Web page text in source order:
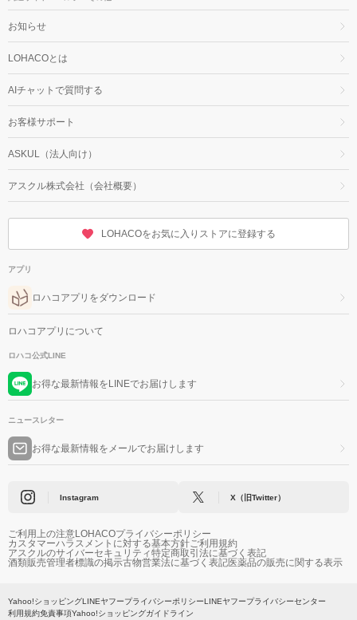
お知らせ
LOHACOとは
AIチャットで質問する
お客様サポート
ASKUL（法人向け）
アスクル株式会社（会社概要）
LOHACOをお気に入りストアに登録する
アプリ
ロハコアプリをダウンロード
ロハコアプリについて
ロハコ公式LINE
お得な最新情報をLINEでお届けします
ニュースレター
お得な最新情報をメールでお届けします
Instagram X（旧Twitter）
ご利用上の注意LOHACOプライバシーポリシー
カスタマーハラスメントに対する基本方針ご利用規約
アスクルのサイバーセキュリティ特定商取引法に基づく表記
酒類販売管理者標識の掲示古物営業法に基づく表記医薬品の販売に関する表示
Yahoo!ショッピングLINEヤフープライバシーポリシーLINEヤフープライバシーセンター
利用規約免責事項Yahoo!ショッピングガイドライン